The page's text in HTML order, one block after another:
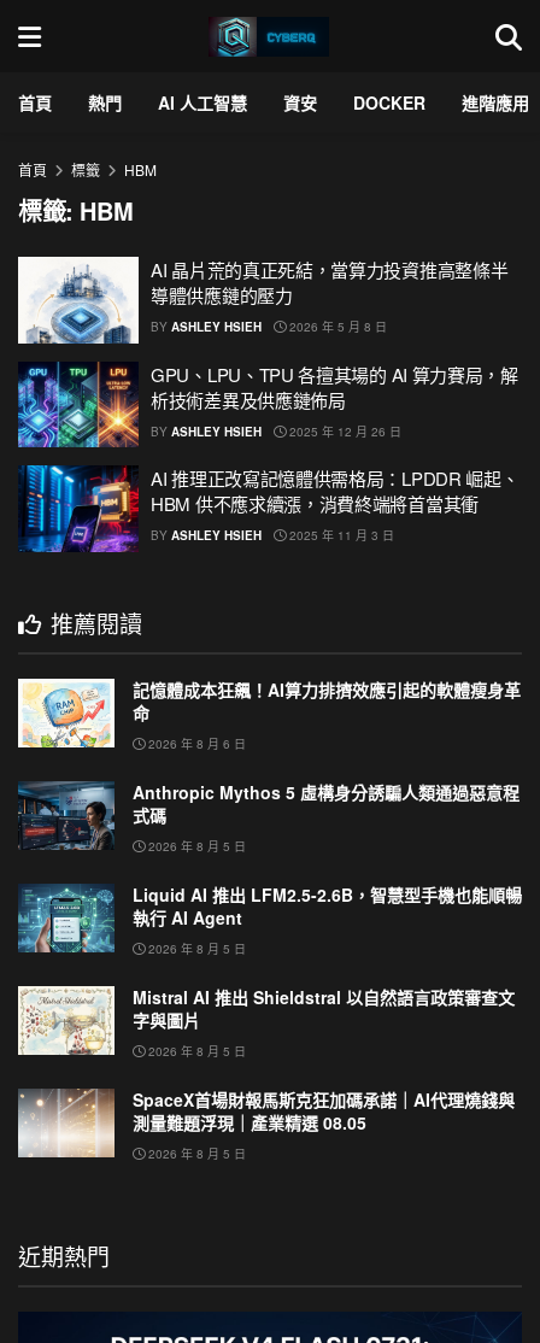
首頁 熱門 AI 人工智慧 資安 DOCKER 進階應用
首頁 標籤 HBM
標籤: HBM
AI 晶片荒的真正死結，當算力投資推高整條半
導體供應鏈的壓力
BY ASHLEY HSIEH 2026 年 5 月 8 日
GPU、LPU、TPU 各擅其場的 AI 算力賽局，解
析技術差異及供應鏈佈局
BY ASHLEY HSIEH 2025 年 12 月 26 日
AI 推理正改寫記憶體供需格局：LPDDR 崛起、
HBM 供不應求續漲，消費終端將首當其衝
BY ASHLEY HSIEH 2025 年 11 月 3 日
推薦閱讀
記憶體成本狂飆！AI算力排擠效應引起的軟體瘦身革
命
2026 年 8 月 6 日
Anthropic Mythos 5 虛構身分誘騙人類通過惡意程
式碼
2026 年 8 月 5 日
Liquid AI 推出 LFM2.5-2.6B，智慧型手機也能順暢
執行 AI Agent
2026 年 8 月 5 日
Mistral AI 推出 Shieldstral 以自然語言政策審查文
字與圖片
2026 年 8 月 5 日
SpaceX首場財報馬斯克狂加碼承諾｜AI代理燒錢與
測量難題浮現｜產業精選 08.05
2026 年 8 月 5 日
近期熱門